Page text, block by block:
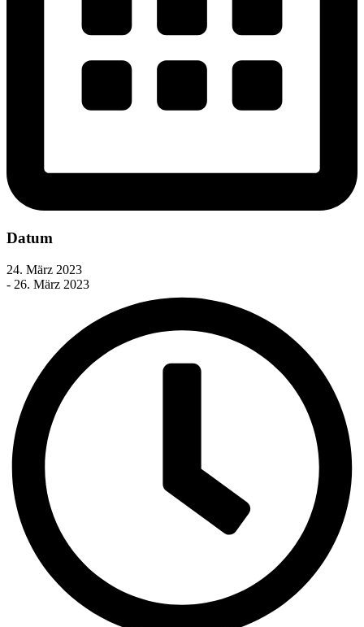
Datum
24. März 2023
- 26. März 2023